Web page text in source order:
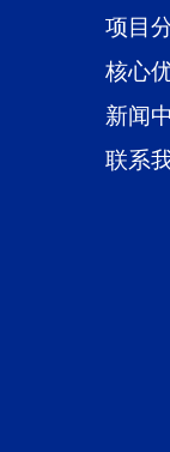
项目
核心
新闻
联系